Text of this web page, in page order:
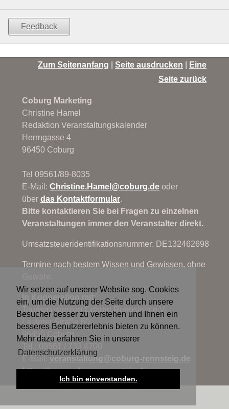
Wir setzen auf unserer Website sog. Cookies
ein, um die Nutzung der Seite durch unsere
Besucher besser zu verstehen und Ihnen ein
besseres Benutzererlebnis bieten zu können.
Mehr dazu erfahren Sie in unserer
Datenschutzerklärung
Ich bin einverstanden.
Feedback
Zum Seitenanfang |Seite ausdrucken
Eine
Seite zurück
Coburg Marketing
Christine Hamel
Redaktion Veranstaltungskalender
Herrngasse 4
96450 Coburg
Tel 09561/89-8035
E-Mail:Christine.Hamel@coburg.de oder
überdas Kontaktformular.
Bitte kontaktieren Sie bei Fragen zu einzelnen
Veranstaltungen immer den Veranstalter direkt.
Umsatzsteueridentifikationsnummer: DE132462698
Termine nach bestem Wissen und Gewissen, ohne
In Kooperation mit:
Tourismusregion Coburg.Rennsteig e.V.
Lauterer Straße 60
96450 Coburg
E-Mail:veranstaltung@coburg-rennsteig.de
https://www.coburg-rennsteig.de